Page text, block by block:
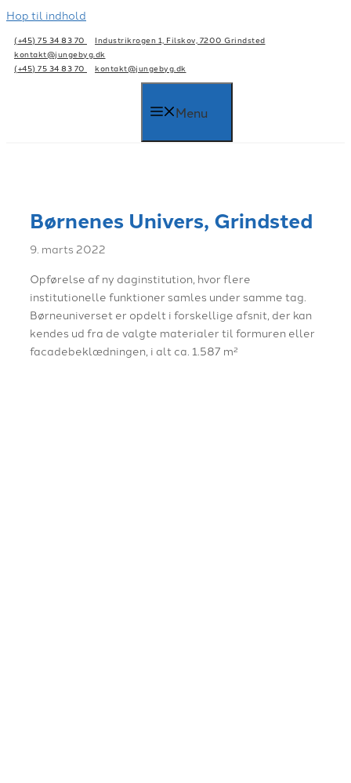
Hop til indhold
(+45) 75 34 83 70
Industrikrogen 1, Filskov, 7200 Grindsted
kontakt@jungebyg.dk
(+45) 75 34 83 70
kontakt@jungebyg.dk
Menu
Børnenes Univers, Grindsted
9. marts 2022
Opførelse af ny daginstitution, hvor flere
institutionelle funktioner samles under samme tag.
Børneuniverset er opdelt i forskellige afsnit, der kan
kendes ud fra de valgte materialer til formuren eller
facadebeklædningen, i alt ca. 1.587 m²